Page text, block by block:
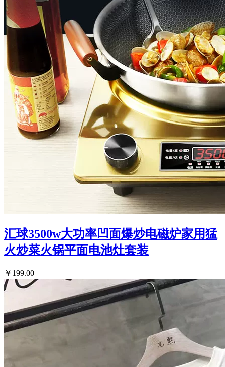
汇球3500w大功率凹面爆炒电磁炉家用猛
火炒菜火锅平面电池灶套装
￥199.00